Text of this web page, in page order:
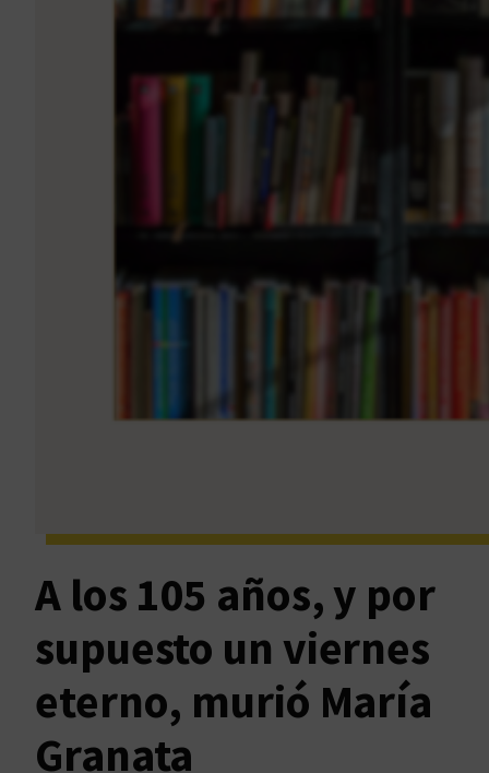
A los 105 años, y por
supuesto un viernes
eterno, murió María
Granata